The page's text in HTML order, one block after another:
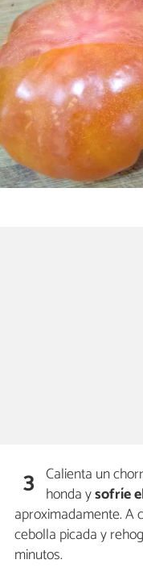
3 Calienta un
honda ysofríe
aproximadamente. A
cebolla picada y
minutos.